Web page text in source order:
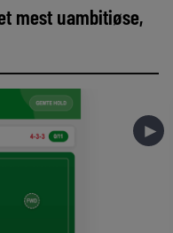
mest uambitiøse,
►